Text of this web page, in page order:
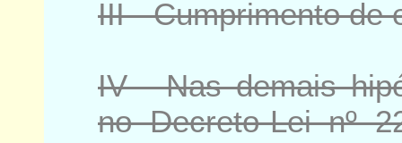
III - Cumprimento de
IV - Nas demais
no Decreto-Lei nº